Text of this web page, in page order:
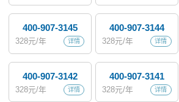
400-907-3145
详情
328元/年
400-907-3144
详情
328元/年
400-907-3142
详情
328元/年
400-907-3141
详情
328元/年